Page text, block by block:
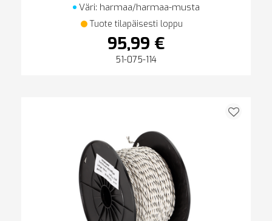
Väri: harmaa/harmaa-musta
Tuote tilapäisesti loppu
95,99 €
51-075-114